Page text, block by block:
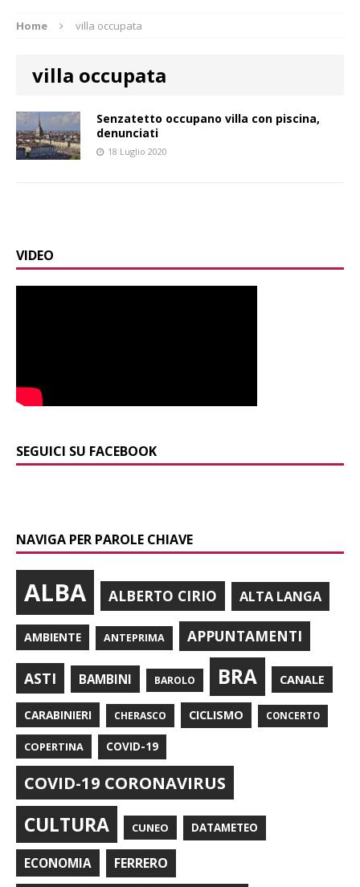
Home villa occupata
villa occupata
Senzatetto occupano villa con piscina,
denunciati
18 Luglio 2020
VIDEO
SEGUICI SU FACEBOOK
NAVIGA PER PAROLE CHIAVE
ALBA ALBERTO CIRIO ALTA LANGA
AMBIENTE ANTEPRIMA APPUNTAMENTI
ASTI BAMBINI BAROLO BRA CANALE
CARABINIERI CHERASCO CICLISMO CONCERTO
COPERTINA COVID-19
COVID-19 CORONAVIRUS
CULTURA CUNEO DATAMETEO
ECONOMIA FERRERO